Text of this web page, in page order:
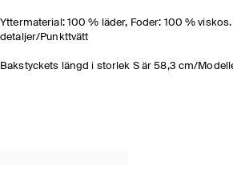
Yttermaterial: 100 % läder, Foder: 100 %
detaljer/Punkttvätt
Bakstyckets längd i storlek S är 58,3 cm/